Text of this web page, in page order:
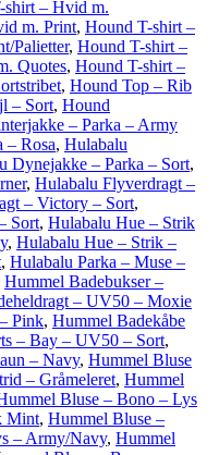
shirt – Hvid m.
m. Print, Hound T-shirt –
Palietter, Hound T-shirt –
Quotes, Hound T-shirt –
, Hound Top – Rib
– Sort, Hound
– Parka – Army
– Rosa, Hulabalu
Dynejakke – Parka – Sort,
, Hulabalu Flyverdragt –
– Victory – Sort,
Sort, Hulabalu Hue – Strik
, Hulabalu Hue – Strik –
, Hulabalu Parka – Muse –
Hummel Badebukser –
– UV50 – Moxie
Pink, Hummel Badekåbe
– Bay – UV50 – Sort,
– Navy, Hummel Bluse
– Gråmeleret, Hummel
Bluse – Bono – Lys
Mint, Hummel Bluse –
– Army/Navy, Hummel